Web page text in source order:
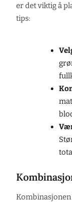
er det viktig å
tips: